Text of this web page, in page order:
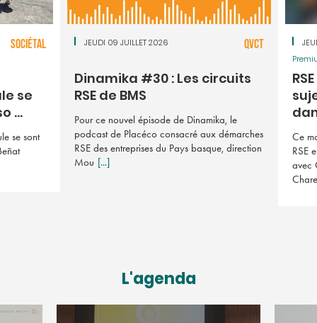
se
...
se sont
SOCIÉTAL JEUDI 09 JUILLET 2026
Dinamika #30 : Les circuits
RSE de BMS
Pour ce nouvel épisode de Dinamika, le
podcast de Placéco consacré aux démarches
RSE des entreprises du Pays basque, direction
Mou [...]
QVCT
Ce
RSE
avec
L'agenda